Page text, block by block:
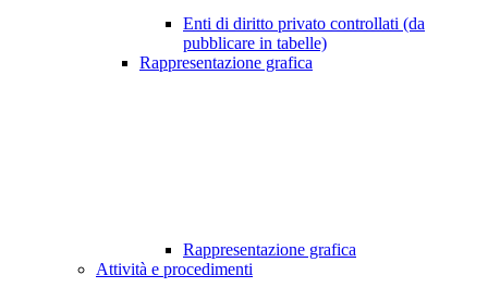
Enti di diritto privato controllati (da
pubblicare in tabelle)
Rappresentazione grafica
Rappresentazione grafica
Attività e procedimenti